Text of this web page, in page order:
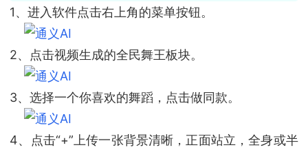
1、进入软件点击右上角的菜单按钮。
2、点击视频生成的全民舞王板块。
3、选择一个你喜欢的舞蹈，点击做同款。
4、点击“+”上传一张背景清晰，正面站立，全身或半